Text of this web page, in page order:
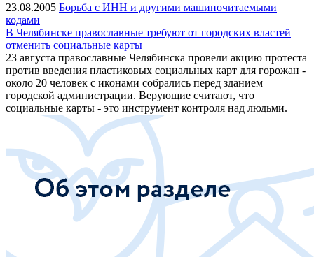
23.08.2005 Борьба с ИНН и другими машиночитаемыми
кодами
В Челябинске православные требуют от городских властей
отменить социальные карты
23 августа православные Челябинска провели акцию протеста
против введения пластиковых социальных карт для горожан -
около 20 человек с иконами собрались перед зданием
городской администрации. Верующие считают, что
социальные карты - это инструмент контроля над людьми.